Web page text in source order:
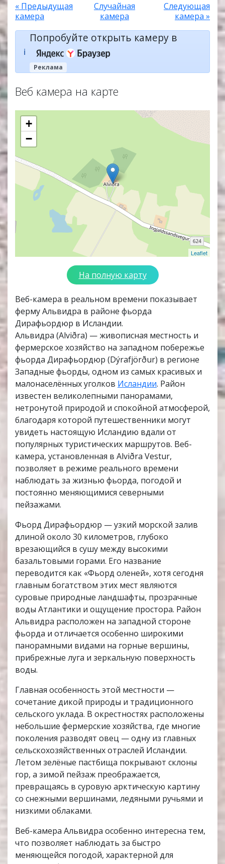
« Предыдущая
камера
Случайная
камера
Следующая
камера »
ℹ️
Попробуйте открыть камеру в
Реклама
Веб камера на карте
+
−
Leaflet
На полную карту
Веб-камера в реальном времени показывает
ферму Альвидра в районе фьорда
Дирафьордюр в Исландии.
Альвидра (Alviðra) — живописная местность и
фермерское хозяйство на западном побережье
фьорда Дирафьордюр (Dýrafjörður) в регионе
Западные фьорды, одном из самых красивых и
малонаселённых уголков Исландии. Район
известен великолепными панорамами,
нетронутой природой и спокойной атмосферой,
благодаря которой путешественники могут
увидеть настоящую Исландию вдали от
популярных туристических маршрутов. Веб-
камера, установленная в Alviðra Vestur,
позволяет в режиме реального времени
наблюдать за жизнью фьорда, погодой и
постоянно меняющимися северными
пейзажами.
Фьорд Дирафьордюр — узкий морской залив
длиной около 30 километров, глубоко
врезающийся в сушу между высокими
базальтовыми горами. Его название
переводится как «Фьорд оленей», хотя сегодня
главным богатством этих мест являются
суровые природные ландшафты, прозрачные
воды Атлантики и ощущение простора. Район
Альвидра расположен на западной стороне
фьорда и отличается особенно широкими
панорамными видами на горные вершины,
прибрежные луга и зеркальную поверхность
воды.
Главная особенность этой местности —
сочетание дикой природы и традиционного
сельского уклада. В окрестностях расположены
небольшие фермерские хозяйства, где многие
поколения разводят овец — одну из главных
сельскохозяйственных отраслей Исландии.
Летом зелёные пастбища покрывают склоны
гор, а зимой пейзаж преображается,
превращаясь в суровую арктическую картину
со снежными вершинами, ледяными ручьями и
низкими облаками.
Веб-камера Альвидра особенно интересна тем,
что позволяет наблюдать за быстро
меняющейся погодой, характерной для